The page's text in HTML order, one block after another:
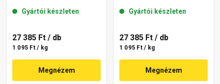
13-D 25 kg
Gyártói készleten
27 385 Ft / db
1 095 Ft / kg
Megnézem
Gyártói készleten
27 385 Ft / db
1 095 Ft / kg
Megnézem